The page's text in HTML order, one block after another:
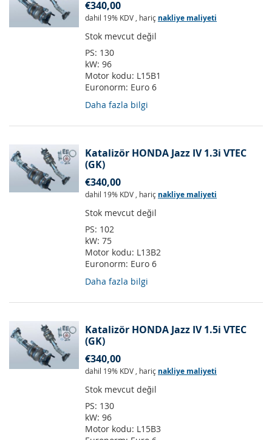
€340,00
dahil 19% KDV , hariç nakliye maliyeti
Stok mevcut değil
PS: 130
kW: 96
Motor kodu: L15B1
Euronorm: Euro 6
Daha fazla bilgi
Katalizör HONDA Jazz IV 1.3i VTEC
(GK)
€340,00
dahil 19% KDV , hariç nakliye maliyeti
Stok mevcut değil
PS: 102
kW: 75
Motor kodu: L13B2
Euronorm: Euro 6
Daha fazla bilgi
Katalizör HONDA Jazz IV 1.5i VTEC
(GK)
€340,00
dahil 19% KDV , hariç nakliye maliyeti
Stok mevcut değil
PS: 130
kW: 96
Motor kodu: L15B3